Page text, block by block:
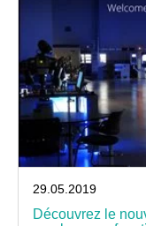
29.05.2019
Découvrez le